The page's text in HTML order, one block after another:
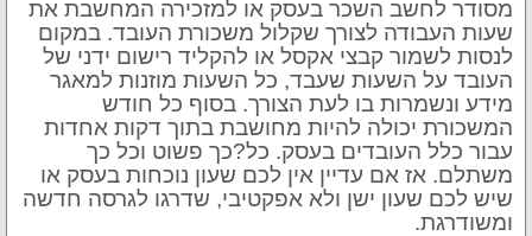
מסודר לחשב השכר בעסק או למזכירה המחשבת את
שעות העבודה לצורך שקלול משכורת העובד. במקום
לנסות לשמור קבצי אקסל או להקליד רישום ידני של
העובד על השעות שעבד, כל השעות מוזנות למאגר
מידע ונשמרות בו לעת הצורך. בסוף כל חודש
המשכורת יכולה להיות מחושבת בתוך דקות אחדות
עבור כלל העובדים בעסק. כל?כך פשוט וכל כך
משתלם. אז אם עדיין אין לכם שעון נוכחות בעסק או
שיש לכם שעון ישן ולא אפקטיבי, שדרגו לגרסה חדשה
ומשודרגת.